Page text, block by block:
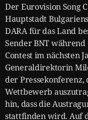
Der Eurovision Song
Hauptstadt
DARA für das Land
Sender BNT
Contest im nächsten
Generaldirektorin
der Pressekonferenz,
Wettbewerb
hin, dass die
stattfinden wird. Auf